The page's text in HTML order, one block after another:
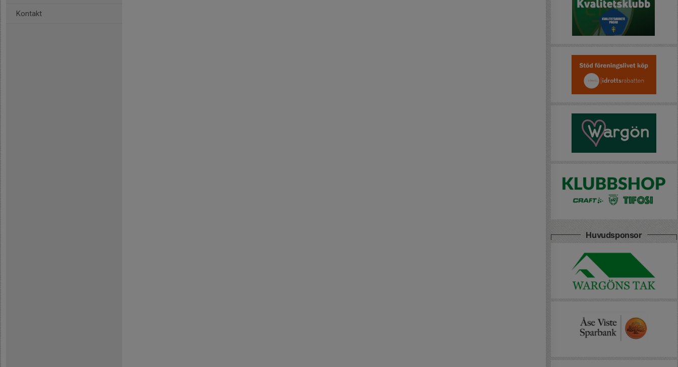
Kontakt
Huvudsponsor